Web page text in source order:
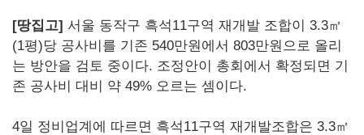
[땅집고] 서울 동작구 흑석11구역 재개발 조합이 3.3㎡
(1평)당 공사비를 기존 540만원에서 803만원으로 올리
는 방안을 검토 중이다. 조정안이 총회에서 확정되면 기
존 공사비 대비 약 49% 오르는 셈이다.
4일 정비업계에 따르면 흑석11구역 재개발조합은 3.3㎡